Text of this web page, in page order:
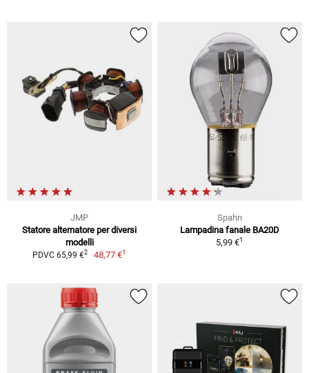
JMP
Statore alternatore per diversi
modelli
PDVC 65,99 €2 48,77 €1
Spahn
Lampadina fanale BA20D
5,99 €1